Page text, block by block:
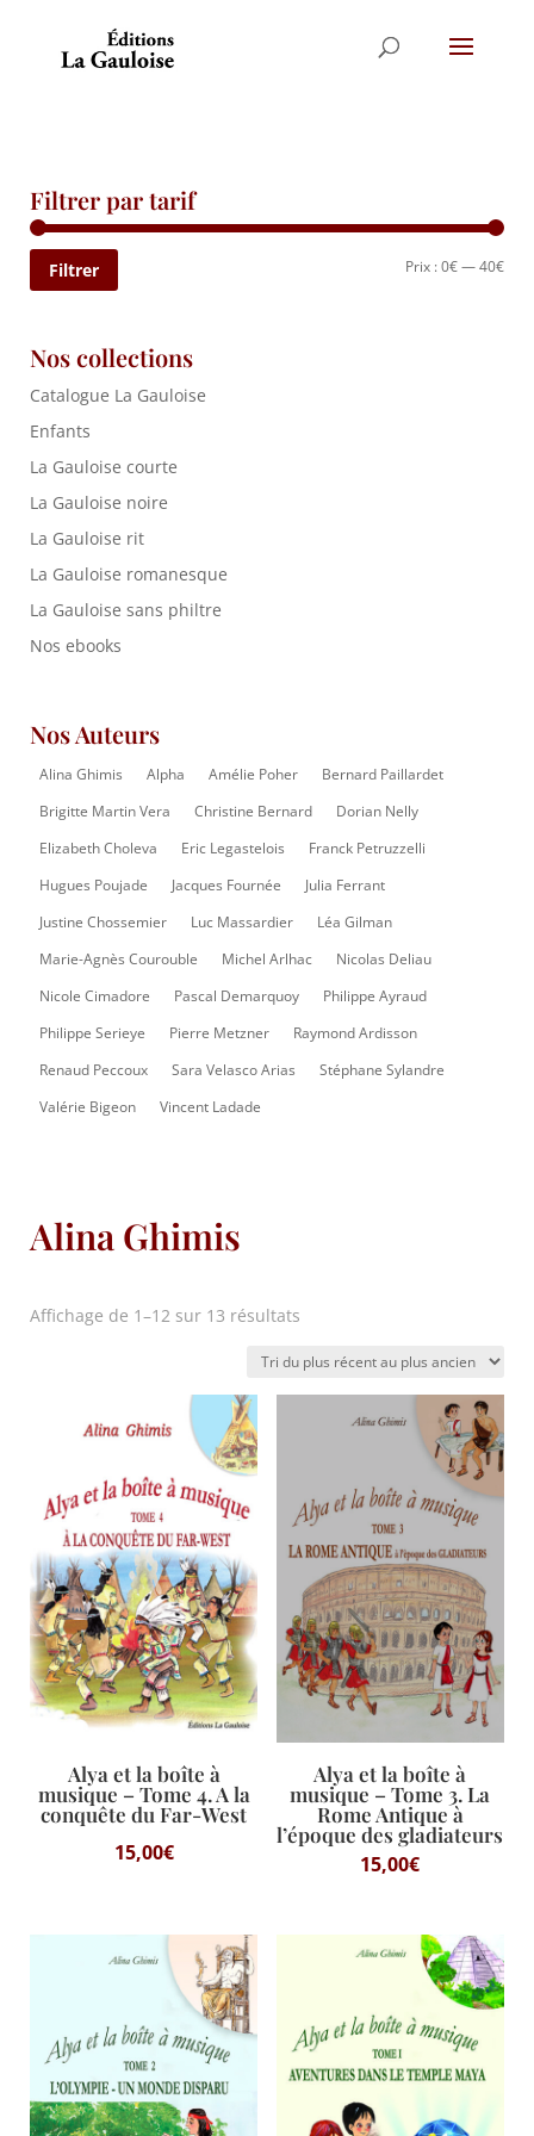
Filtrer par tarif
Prix
Prix
Filtrer Prix :0€—40€
Nos collections
Catalogue La Gauloise
Enfants
La Gauloise courte
La Gauloise noire
La Gauloise rit
La Gauloise romanesque
La Gauloise sans philtre
Nos ebooks
Nos Auteurs
Alina Ghimis Alpha Amélie Poher
Bernard Paillardet
Brigitte Martin Vera
Christine Bernard
Dorian Nelly
Elizabeth Choleva
Eric Legastelois
Franck Petruzzelli
Hugues Poujade
Jacques Fournée
Julia Ferrant
Justine Chossemier
Luc Massardier
Léa Gilman
Marie-Agnès Courouble
Michel Arlhac
Nicolas Deliau
Nicole Cimadore
Pascal Demarquoy
Philippe Ayraud
Philippe Serieye
Pierre Metzner
Raymond Ardisson
Renaud Peccoux
Sara Velasco Arias
Stéphane Sylandre
Valérie Bigeon
Vincent Ladade
Alina Ghimis
Affichage de 1–12 sur 13 résultats
plus
récent
Alya et la boîte à
musique – Tome 4. A la
conquête du Far-West
15,00€
Alya et la boîte à
musique – Tome 3. La
Rome Antique à
l’époque des gladiateurs
15,00€